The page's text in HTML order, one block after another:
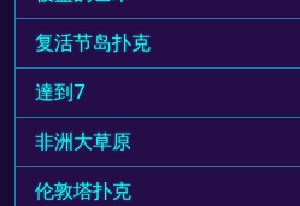
复活节岛扑克
達到7
非洲大草原
伦敦塔扑克